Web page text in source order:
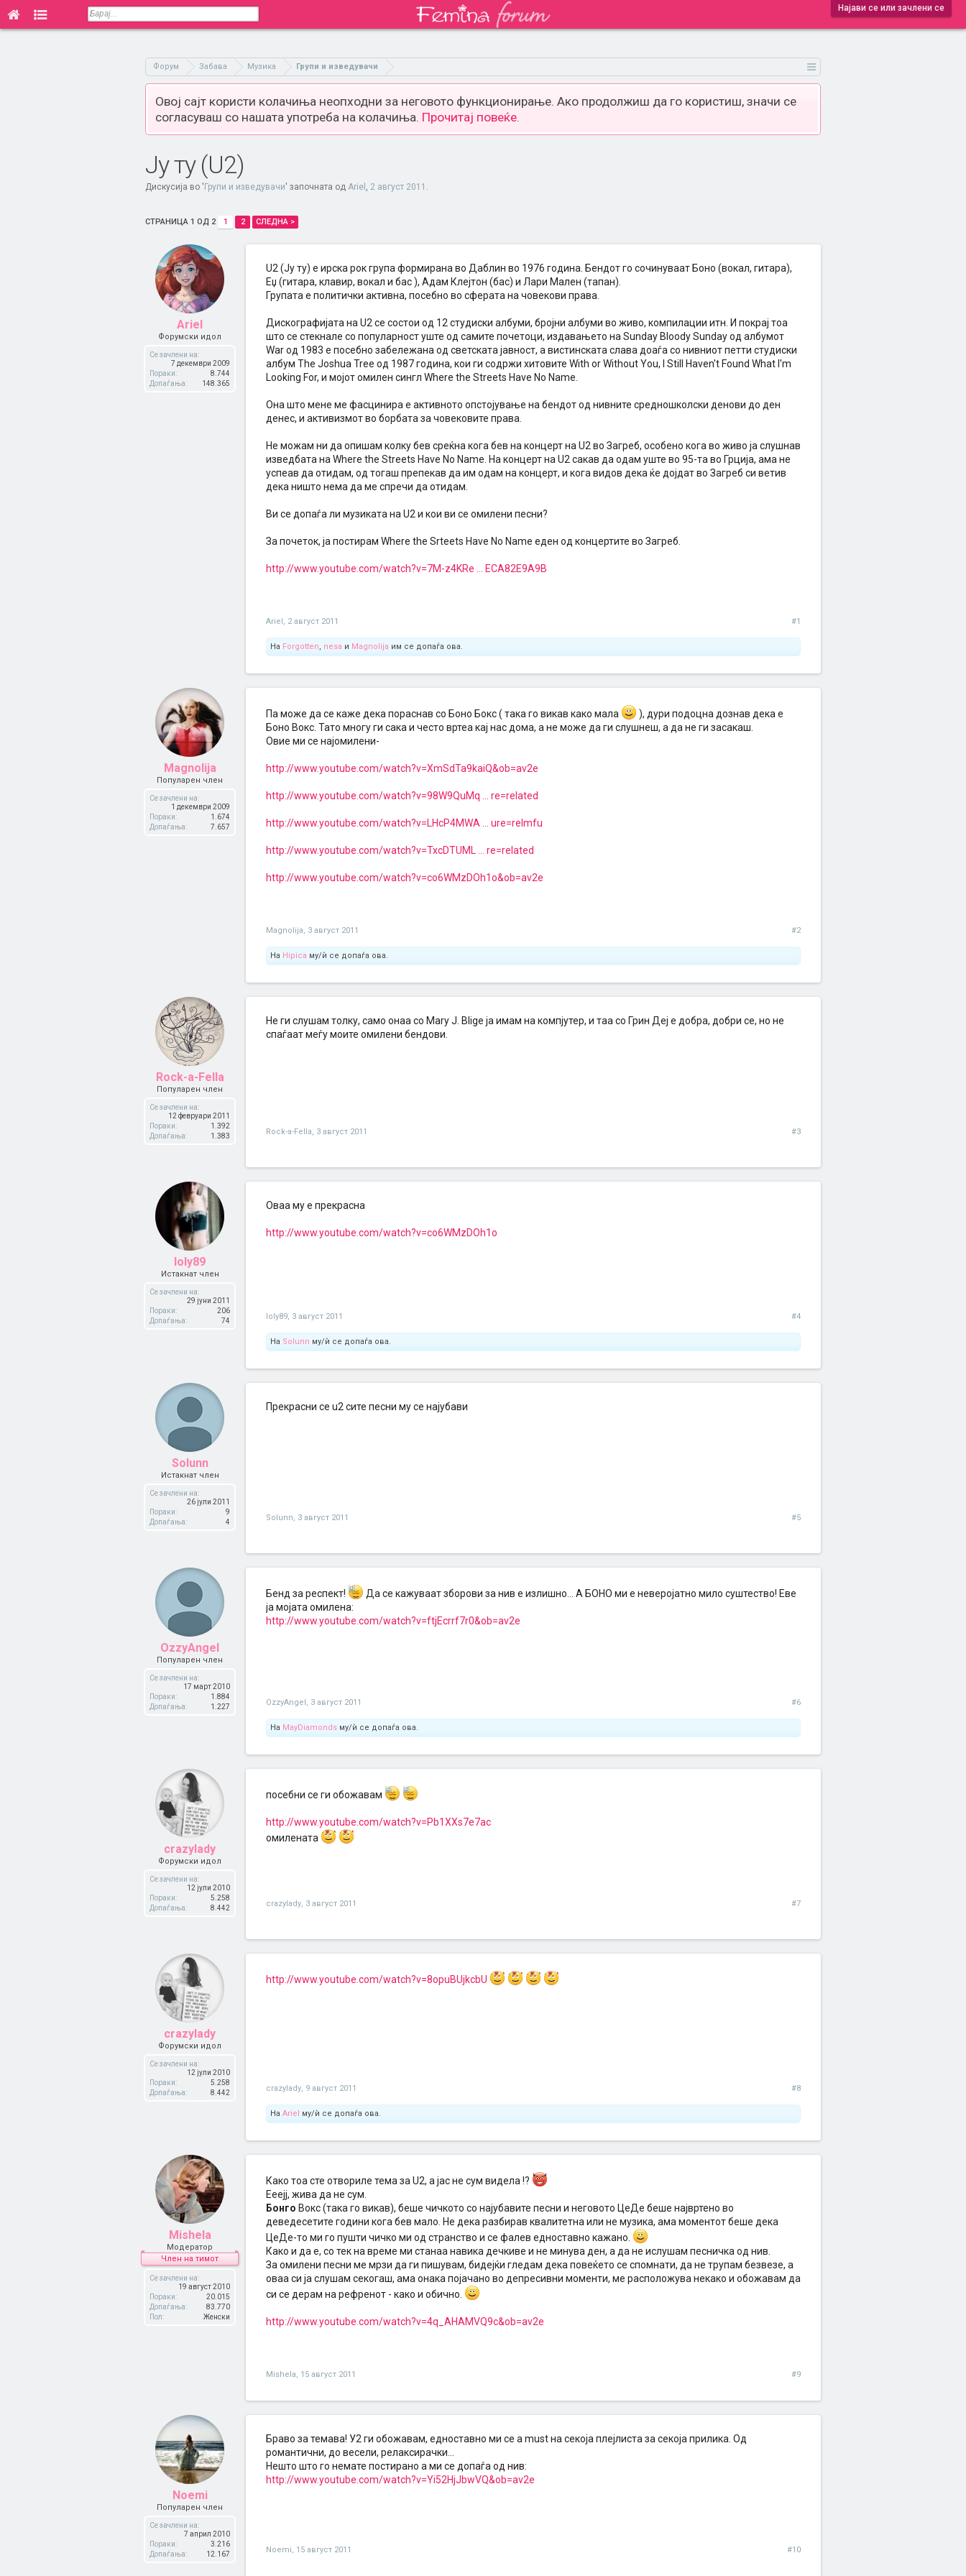
Најави се или зачлени се
Форум Забава Музика Групи и изведувачи
Овој сајт користи колачиња неопходни за неговото функционирање. Ако продолжиш да го користиш, значи се
согласуваш со нашата употреба на колачиња. Прочитај повеќе.
Ју ту (U2)
Дискусија во ' Групи и изведувачи' започната од Ariel , 2 август 2011 .
СТРАНИЦА 1 ОД 2 1 2 СЛЕДНА >
Ariel
Форумски идол
Се зачлени на:
7 декември 2009
Пораки:
8.744
Допаѓања:
148.365
U2 (Jу ту) е ирска рок група формирана во Даблин во 1976 година. Бендот го сочинуваат Боно (вокал, гитара),
Еџ (гитара, клавир, вокал и бас ), Адам Клејтон (бас) и Лари Мален (тапан).
Групата е политички активна, посебно во сферата на човекови права.
Дискографијата на U2 се состои од 12 студиски албуми, бројни албуми во живо, компилации итн. И покрај тоа
што се стекнале со популарност уште од самите почетоци, издавањето на Sunday Bloody Sunday од албумот
War од 1983 е посебно забележана од светската јавност, а вистинската слава доаѓа со нивниот петти студиски
албум The Joshua Tree од 1987 година, кои ги содржи хитовите With or Without You, I Still Haven't Found What I'm
Looking For, и мојот омилен сингл Where the Streets Have No Name.
Она што мене ме фасцинира е активното опстојување на бендот од нивните средношколски денови до ден
денес, и активизмот во борбата за човековите права.
Не можам ни да опишам колку бев среќна кога бев на концерт на U2 во Загреб, особено кога во живо ја слушнав
изведбата на Where the Streets Have No Name. На концерт на U2 сакав да одам уште во 95-та во Грција, ама не
успеав да отидам, од тогаш препекав да им одам на концерт, и кога видов дека ќе дојдат во Загреб си ветив
дека ништо нема да ме спречи да отидам.
Ви се допаѓа ли музиката на U2 и кои ви се омилени песни?
За почеток, ја постирам Where the Srteets Have No Name еден од концертите во Загреб.
http://www.youtube.com/watch?v=7M-z4KRe ... ECA82E9A9B
Ariel, 2 август 2011 #1
На Forgotten, nesa и Magnolija им се допаѓа ова.
Magnolija
Популарен член
Се зачлени на:
1 декември 2009
Пораки:
1.674
Допаѓања:
7.657
Па може да се каже дека пораснав со Боно Бокс ( така го викав како мала
), дури подоцна дознав дека е
Боно Вокс. Тато многу ги сака и често вртеа кај нас дома, а не може да ги слушнеш, а да не ги засакаш.
Овие ми се најомилени-
http://www.youtube.com/watch?v=XmSdTa9kaiQ&ob=av2e
http://www.youtube.com/watch?v=98W9QuMq ... re=related
http://www.youtube.com/watch?v=LHcP4MWA ... ure=relmfu
http://www.youtube.com/watch?v=TxcDTUML ... re=related
http://www.youtube.com/watch?v=co6WMzDOh1o&ob=av2e
Magnolija, 3 август 2011 #2
На Hipica му/ѝ се допаѓа ова.
Rock-a-Fella
Популарен член
Се зачлени на:
12 февруари 2011
Пораки:
1.392
Допаѓања:
1.383
Не ги слушам толку, само онаа со Mary J. Blige ја имам на компјутер, и таа со Грин Деј е добра, добри се, но не
спаѓаат меѓу моите омилени бендови.
Rock-a-Fella, 3 август 2011 #3
loly89
Истакнат член
Се зачлени на:
29 јуни 2011
Пораки:
206
Допаѓања:
74
Оваа му е прекрасна
http://www.youtube.com/watch?v=co6WMzDOh1o
loly89, 3 август 2011 #4
На Solunn му/ѝ се допаѓа ова.
Solunn
Истакнат член
Се зачлени на:
26 јули 2011
Пораки:
9
Допаѓања:
4
Прекрасни се u2 сите песни му се најубави
Solunn, 3 август 2011 #5
OzzyAngel
Популарен член
Се зачлени на:
17 март 2010
Пораки:
1.884
Допаѓања:
1.227
Бенд за респект!
Да се кажуваат зборови за нив е излишно... А БОНО ми е неверојатно мило суштество! Еве
ја мојата омилена:
http://www.youtube.com/watch?v=ftjEcrrf7r0&ob=av2e
OzzyAngel, 3 август 2011 #6
На MayDiamonds му/ѝ се допаѓа ова.
crazylady
Форумски идол
Се зачлени на:
12 јули 2010
Пораки:
5.258
Допаѓања:
8.442
посебни се ги обожавам
http://www.youtube.com/watch?v=Pb1XXs7e7ac
омилената
crazylady, 3 август 2011 #7
crazylady
Форумски идол
Се зачлени на:
12 јули 2010
Пораки:
5.258
Допаѓања:
8.442
http://www.youtube.com/watch?v=8opuBUjkcbU
crazylady, 9 август 2011 #8
На Ariel му/ѝ се допаѓа ова.
Mishela
Модератор
Член на тимот
Се зачлени на:
19 август 2010
Пораки:
20.015
Допаѓања:
83.770
Пол:
Женски
Како тоа сте отвориле тема за U2, а јас не сум видела !?
Ееејј, жива да не сум.
Бонго Вокс (така го викав), беше чичкото со најубавите песни и неговото ЦеДе беше највртено во
деведесетите години кога бев мало. Не дека разбирав квалитетна или не музика, ама моментот беше дека
ЦеДе-то ми го пушти чичко ми од странство и се фалев едноставно кажано.
Како и да е, со тек на време ми станаа навика дечкиве и не минува ден, а да не ислушам песничка од нив.
За омилени песни ме мрзи да ги пишувам, бидејќи гледам дека повеќето се спомнати, да не трупам безвезе, а
оваа си ја слушам секогаш, ама онака појачано во депресивни моменти, ме расположува некако и обожавам да
си се дерам на рефренот - како и обично.
http://www.youtube.com/watch?v=4q_AHAMVQ9c&ob=av2e
Mishela, 15 август 2011 #9
Noemi
Популарен член
Се зачлени на:
7 април 2010
Пораки:
3.216
Допаѓања:
12.167
Браво за темава! У2 ги обожавам, едноставно ми се а must на секоја плејлиста за секоја прилика. Од
романтични, до весели, релаксирачки...
Нешто што го немате постирано а ми се допаѓа од нив:
http://www.youtube.com/watch?v=Yi52HjJbwVQ&ob=av2e
Noemi, 15 август 2011 #10